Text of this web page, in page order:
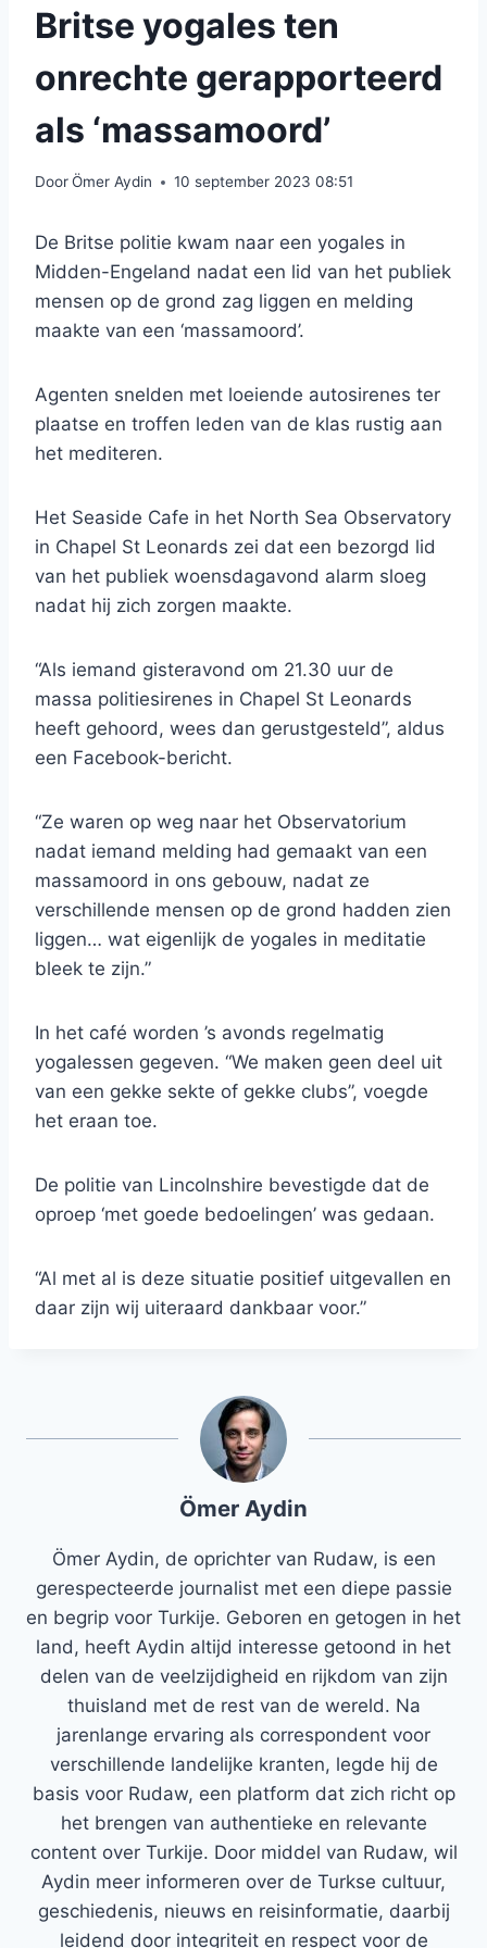
Britse yogales ten
onrechte gerapporteerd
als ‘massamoord’
DoorÖmer Aydin 10 september 2023 08:51
De Britse politie kwam naar een yogales in
Midden-Engeland nadat een lid van het publiek
mensen op de grond zag liggen en melding
maakte van een ‘massamoord’.
Agenten snelden met loeiende autosirenes ter
plaatse en troffen leden van de klas rustig aan
het mediteren.
Het Seaside Cafe in het North Sea Observatory
in Chapel St Leonards zei dat een bezorgd lid
van het publiek woensdagavond alarm sloeg
nadat hij zich zorgen maakte.
“Als iemand gisteravond om 21.30 uur de
massa politiesirenes in Chapel St Leonards
heeft gehoord, wees dan gerustgesteld”, aldus
een Facebook-bericht.
“Ze waren op weg naar het Observatorium
nadat iemand melding had gemaakt van een
massamoord in ons gebouw, nadat ze
verschillende mensen op de grond hadden zien
liggen… wat eigenlijk de yogales in meditatie
bleek te zijn.”
In het café worden ’s avonds regelmatig
yogalessen gegeven. “We maken geen deel uit
van een gekke sekte of gekke clubs”, voegde
het eraan toe.
De politie van Lincolnshire bevestigde dat de
oproep ‘met goede bedoelingen’ was gedaan.
“Al met al is deze situatie positief uitgevallen en
daar zijn wij uiteraard dankbaar voor.”
Ömer Aydin
Ömer Aydin, de oprichter van Rudaw, is een
gerespecteerde journalist met een diepe passie
en begrip voor Turkije. Geboren en getogen in het
land, heeft Aydin altijd interesse getoond in het
delen van de veelzijdigheid en rijkdom van zijn
thuisland met de rest van de wereld. Na
jarenlange ervaring als correspondent voor
verschillende landelijke kranten, legde hij de
basis voor Rudaw, een platform dat zich richt op
het brengen van authentieke en relevante
content over Turkije. Door middel van Rudaw, wil
Aydin meer informeren over de Turkse cultuur,
geschiedenis, nieuws en reisinformatie, daarbij
leidend door integriteit en respect voor de